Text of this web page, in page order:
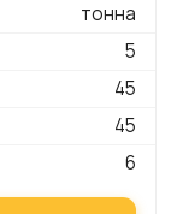
тонна
5
45
45
6